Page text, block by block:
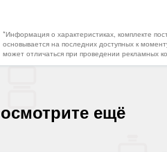
*Информация о характеристиках, комплекте
основывается на последних доступных к
может отличаться при проведении рекламных
ещё